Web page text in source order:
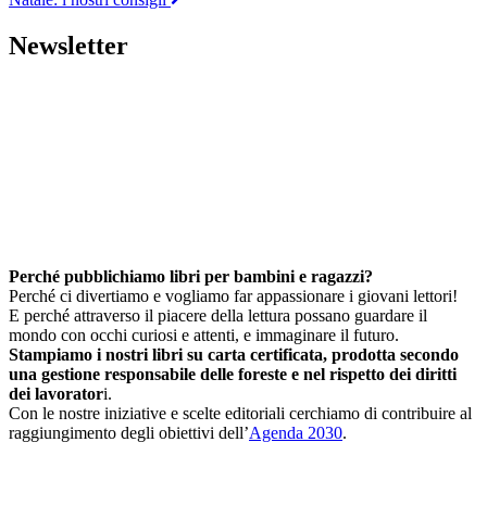
Newsletter
Perché pubblichiamo libri per bambini e ragazzi?
Perché ci divertiamo e vogliamo far appassionare i giovani lettori!
E perché attraverso il piacere della lettura possano guardare il
mondo con occhi curiosi e attenti, e immaginare il futuro.
Stampiamo i nostri libri su carta certificata, prodotta secondo
una gestione responsabile delle foreste e nel rispetto dei diritti
dei lavoratori.
Con le nostre iniziative e scelte editoriali cerchiamo di contribuire al
raggiungimento degli obiettivi dell’Agenda 2030.